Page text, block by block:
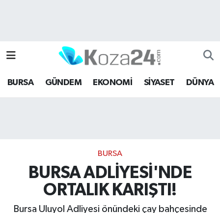
BURSA GÜNDEM EKONOMİ SİYASET DÜNYA
BURSA
BURSA ADLİYESİ'NDE
ORTALIK KARIŞTI!
Bursa Uluyol Adliyesi önündeki çay bahçesinde
Bursa Hava Durumu
Bursa Namaz Vakitleri
Son Dakika Haberleri